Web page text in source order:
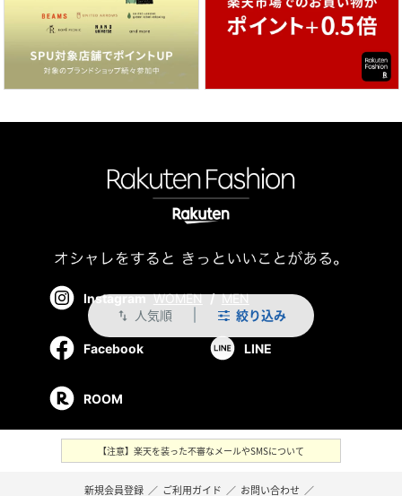
swap_vert 人気順 絞り込み
Instagram WOMEN / MEN
Facebook LINE
ROOM
【注意】楽天を装った不審なメールやSMSについて
新規会員登録 ／ ご利用ガイド ／ お問い合わせ ／